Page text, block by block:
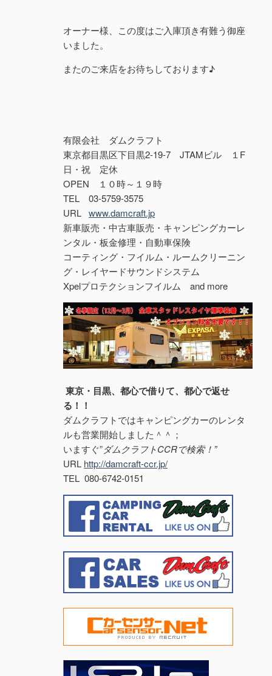
オーナー様、この度はご入庫頂き有難う御座
いました。
またのご来店をお待ちしております♪
有限会社 ダムクラフト
東京都目黒区下目黒2-19-7 JTAMビル １F
日・祝 定休
OPEN １０時～１９時
TEL 03-5759-3575
URL www.damcraft.jp
新車販売・中古車販売・キャンピングカーレ
ンタル・板金修理・自動車保険
コーティング・フイルム・ルームクリーニン
グ・レイヤードサウンドシステム
Xpelプロテクションフイルム and more
東京・目黒、都心で借りて、都心で返せ
る！！
ダムクラフトではキャンピングカーのレンタ
ルも営業開始しました＾＾；
いますぐ”ダムクラフトCCRで検索！”
URL http://damcraft-ccr.jp/
TEL 080-6742-0151